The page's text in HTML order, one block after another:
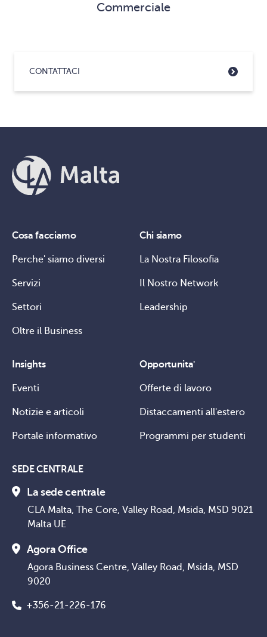
Commerciale
CONTATTACI
Cosa facciamo
Perche' siamo diversi
Servizi
Settori
Oltre il Business
Chi siamo
La Nostra Filosofia
Il Nostro Network
Leadership
Insights
Eventi
Notizie e articoli
Portale informativo
Opportunita'
Offerte di lavoro
Distaccamenti all'estero
Programmi per studenti
SEDE CENTRALE
La sede centrale
CLA Malta, The Core, Valley Road, Msida, MSD 9021
Malta UE
Agora Office
Agora Business Centre, Valley Road, Msida, MSD
9020
+356-21-226-176